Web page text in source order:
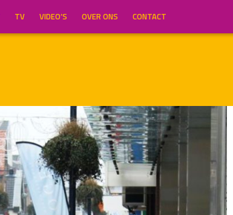
TV VIDEO’S OVER ONS CONTACT